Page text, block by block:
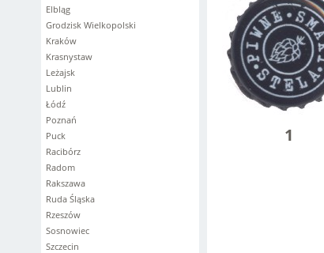
Elbląg
Grodzisk Wielkopolski
Kraków
Krasnystaw
Leżajsk
Lublin
Łódź
Poznań
Puck
Racibórz
Radom
Rakszawa
Ruda Śląska
Rzeszów
Sosnowiec
Szczecin
1